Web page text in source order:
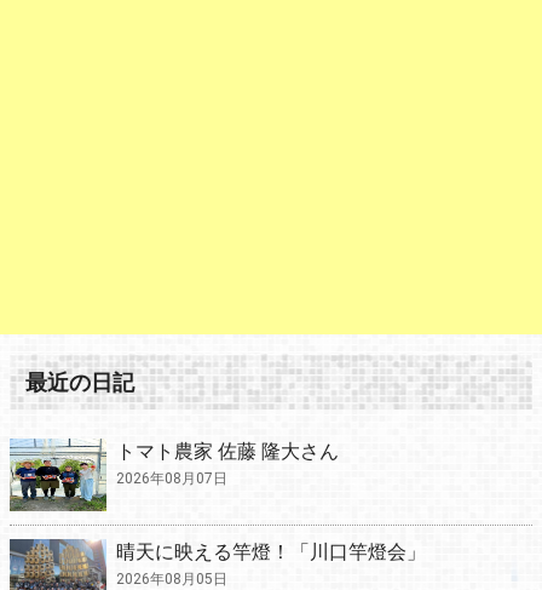
最近の日記
トマト農家 佐藤 隆大さん
2026年08月07日
晴天に映える竿燈！「川口竿燈会」
2026年08月05日